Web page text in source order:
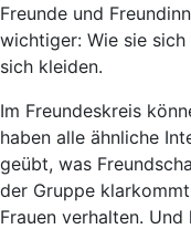
Freunde und
wichtiger: Wie sie
sich kleiden.
Im Freundeskreis
haben alle ähnliche
geübt, was
der Gruppe
Frauen verhalten.